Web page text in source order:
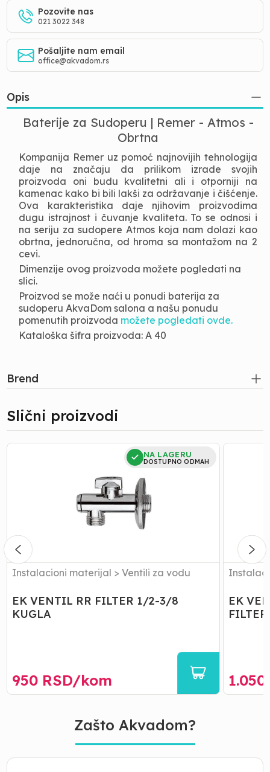
Pozovite nas
021 3022 348
Pošaljite nam email
office@akvadom.rs
Opis
Baterije za Sudoperu | Remer - Atmos -
Obrtna
Kompanija Remer uz pomoć najnovijih tehnologija
daje na značaju da prilikom izrade svojih
proizvoda oni budu kvalitetni ali i otporniji na
kamenac kako bi bili lakši za održavanje i čišćenje.
Ova karakteristika daje njihovim proizvodima
dugu istrajnost i čuvanje kvaliteta. To se odnosi i
na seriju za sudopere Atmos koja nam dolazi kao
obrtna, jednoručna, od hroma sa montažom na 2
cevi.
Dimenzije ovog proizvoda možete pogledati na
slici.
Proizvod se može naći u ponudi baterija za
sudoperu AkvaDom salona a našu ponudu
pomenutih proizvoda možete pogledati ovde.
Kataloška šifra proizvoda: A 40
Brend
Slični proizvodi
EK
NA LAGERU
DOSTUPNO ODMAH
Instalacioni materijal > Ventili za vodu
EK VENTIL RR FILTER 1/2-3/8
KUGLA
950 RSD/kom
EK
VES
MASINU
EK
1.050
Zašto Akvadom?